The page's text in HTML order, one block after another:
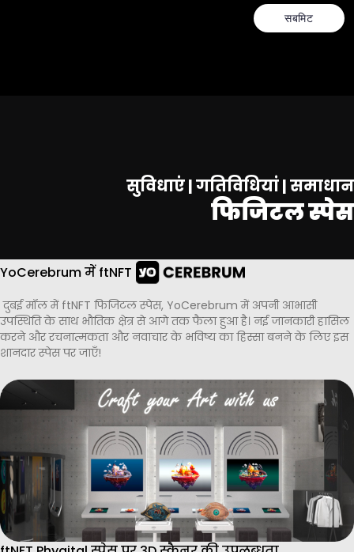
सबमिट
सुविधाएं | गतिविधियां | समाधान
फिजिटल स्पेस
YoCerebrum में ftNFT
दुबई मॉल में ftNFT फिजिटल स्पेस, YoCerebrum में अपनी आभासी
उपस्थिति के साथ भौतिक क्षेत्र से आगे तक फैला हुआ है। नई जानकारी हासिल
करने और रचनात्मकता और नवाचार के भविष्य का हिस्सा बनने के लिए इस
शानदार स्पेस पर जाएँ!